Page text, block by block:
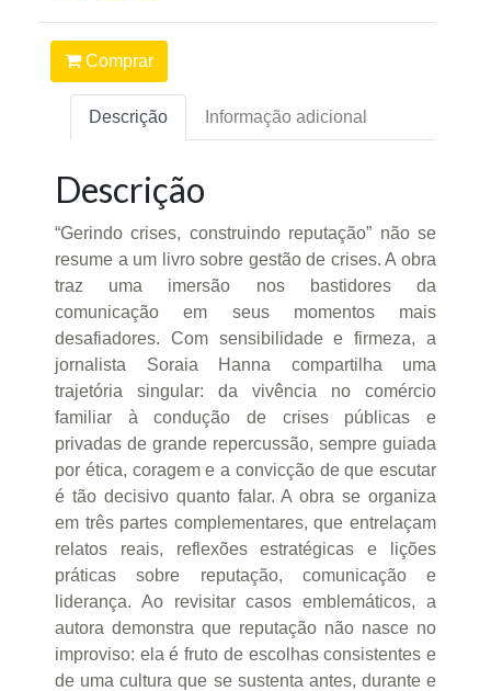
Comprar
Descrição Informação adicional
Descrição
“Gerindo crises, construindo reputação” não se
resume a um livro sobre gestão de crises. A obra
traz uma imersão nos bastidores da
comunicação em seus momentos mais
desafiadores. Com sensibilidade e firmeza, a
jornalista Soraia Hanna compartilha uma
trajetória singular: da vivência no comércio
familiar à condução de crises públicas e
privadas de grande repercussão, sempre guiada
por ética, coragem e a convicção de que escutar
é tão decisivo quanto falar. A obra se organiza
em três partes complementares, que entrelaçam
relatos reais, reflexões estratégicas e lições
práticas sobre reputação, comunicação e
liderança. Ao revisitar casos emblemáticos, a
autora demonstra que reputação não nasce no
improviso: ela é fruto de escolhas consistentes e
de uma cultura que se sustenta antes, durante e